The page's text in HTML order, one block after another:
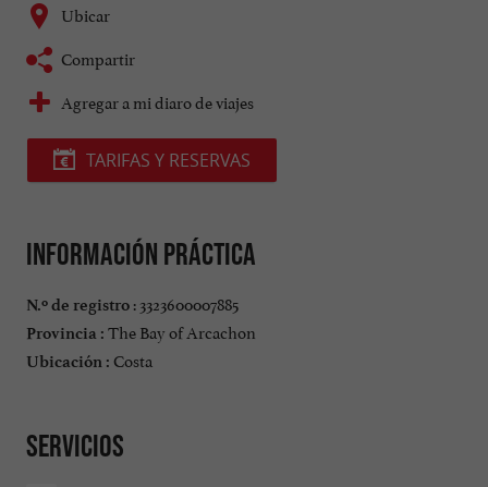
Ubicar
Compartir
Agregar a mi diaro de viajes
TARIFAS Y RESERVAS
Información práctica
N.º de registro : 3323600007885
Provincia : The Bay of Arcachon
Ubicación : Costa
Servicios